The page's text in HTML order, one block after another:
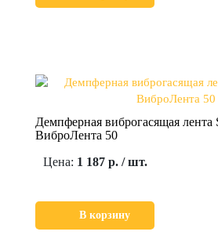
Демпферная виброгасящая лента
ВиброЛента 50
Цена: 1 187 р. / шт.
В корзину